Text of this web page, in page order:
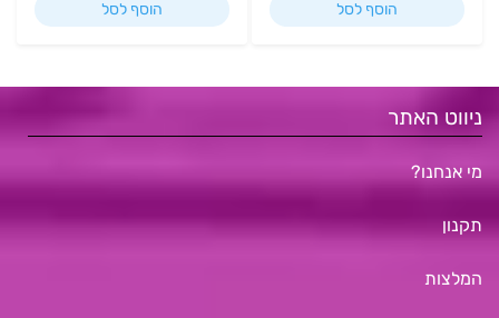
הוסף לסל הוסף לסל
ניווט האתר
מי אנחנו?
תקנון
המלצות